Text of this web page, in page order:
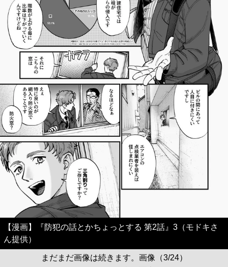
【漫画】『防犯の話とかちょっとする 第2話』3（モドキさ
ん提供）
まだまだ画像は続きます。画像（3/24）